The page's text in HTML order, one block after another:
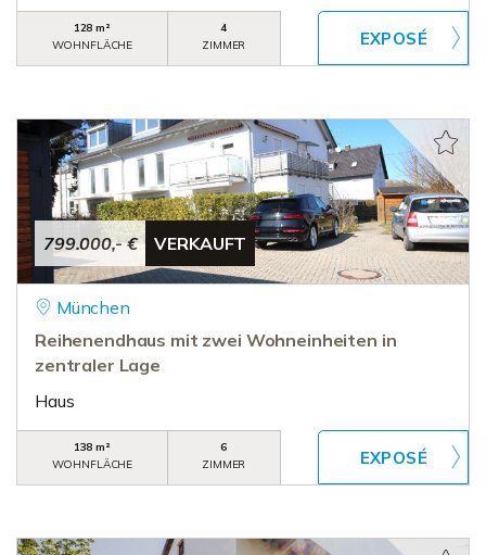
128 m²
WOHNFLÄCHE
4
ZIMMER
799.000,- € VERKAUFT
München
Reihenendhaus mit zwei Wohneinheiten in
zentraler Lage
Haus
138 m²
WOHNFLÄCHE
6
ZIMMER